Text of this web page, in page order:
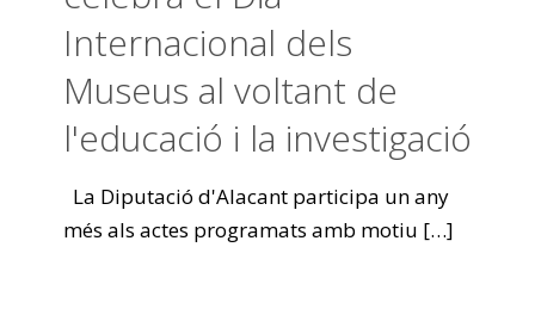
Internacional dels
Museus al voltant de
l'educació i la investigació
La Diputació d'Alacant participa un any
més als actes programats amb motiu […]